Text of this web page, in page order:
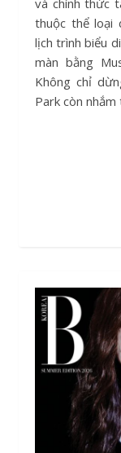
thuộc thể loại
lịch trình biểu
màn bằng
Không chỉ
Park còn